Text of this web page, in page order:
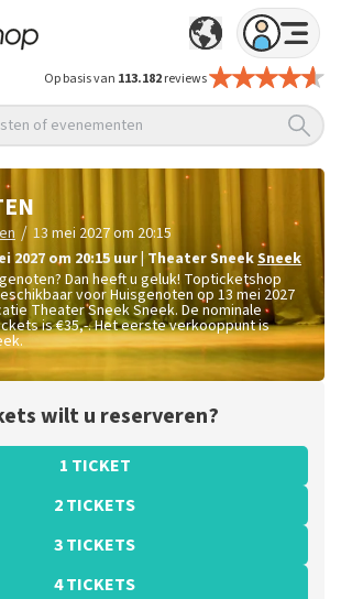
Op basis van 113.182reviews
of evenementen
/ 13 mei 2027 om 20:15
2027 om 20:15 uur Theater SneekSneek
Dan heeft u geluk! Topticketshop
voor Huisgenoten op 13 mei 2027
Theater Sneek Sneek. De nominale
is€35,-. Het eerste verkooppunt is
wilt u reserveren?
1 TICKET
2 TICKETS
3 TICKETS
4 TICKETS